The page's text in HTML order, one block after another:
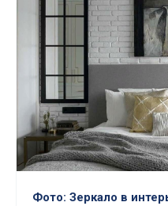
Фото: Зеркало в